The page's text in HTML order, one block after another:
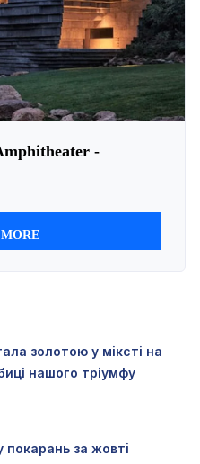
золотою у міксті на
нашого тріумфу
за жовті